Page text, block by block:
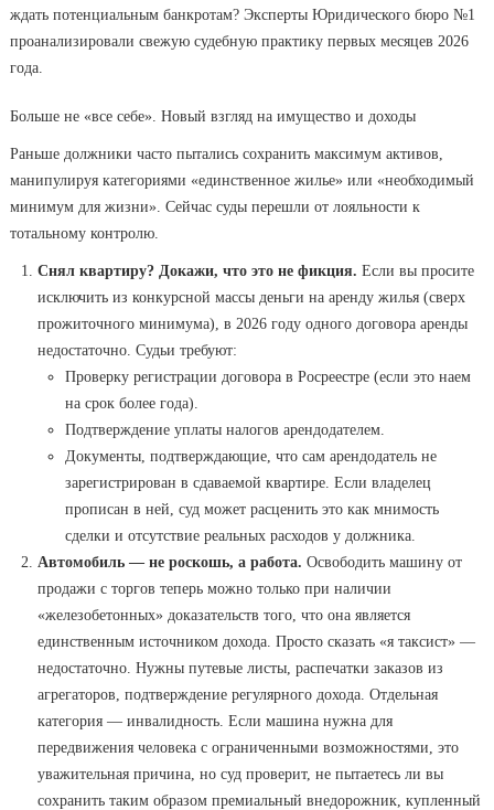
ждать потенциальным банкротам? Эксперты Юридического бюро №1
проанализировали свежую судебную практику первых месяцев 2026
года.
Больше не «все себе». Новый взгляд на имущество и доходы
Раньше должники часто пытались сохранить максимум активов,
манипулируя категориями «единственное жилье» или «необходимый
минимум для жизни». Сейчас суды перешли от лояльности к
тотальному контролю.
Снял квартиру? Докажи, что это не фикция. Если вы просите
исключить из конкурсной массы деньги на аренду жилья (сверх
прожиточного минимума), в 2026 году одного договора аренды
недостаточно. Судьи требуют:
Проверку регистрации договора в Росреестре (если это наем
на срок более года).
Подтверждение уплаты налогов арендодателем.
Документы, подтверждающие, что сам арендодатель не
зарегистрирован в сдаваемой квартире. Если владелец
прописан в ней, суд может расценить это как мнимость
сделки и отсутствие реальных расходов у должника.
Автомобиль — не роскошь, а работа. Освободить машину от
продажи с торгов теперь можно только при наличии
«железобетонных» доказательств того, что она является
единственным источником дохода. Просто сказать «я таксист» —
недостаточно. Нужны путевые листы, распечатки заказов из
агрегаторов, подтверждение регулярного дохода. Отдельная
категория — инвалидность. Если машина нужна для
передвижения человека с ограниченными возможностями, это
уважительная причина, но суд проверит, не пытаетесь ли вы
сохранить таким образом премиальный внедорожник, купленный